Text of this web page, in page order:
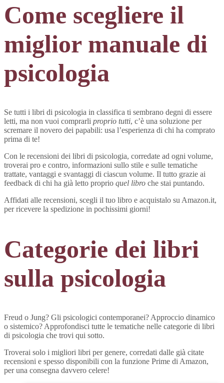
Come scegliere il
miglior manuale di
psicologia
Se tutti i libri di psicologia in classifica ti sembrano degni di essere
letti, ma non vuoi comprarli proprio tutti, c’è una soluzione per
scremare il novero dei papabili: usa l’esperienza di chi ha comprato
prima di te!
Con le recensioni dei libri di psicologia, corredate ad ogni volume,
troverai pro e contro, informazioni sullo stile e sulle tematiche
trattate, vantaggi e svantaggi di ciascun volume. Il tutto grazie ai
feedback di chi ha già letto proprio quel libro che stai puntando.
Affidati alle recensioni, scegli il tuo libro e acquistalo su Amazon.it,
per ricevere la spedizione in pochissimi giorni!
Categorie dei libri
sulla psicologia
Freud o Jung? Gli psicologici contemporanei? Approccio dinamico
o sistemico? Approfondisci tutte le tematiche nelle categorie di libri
di psicologia che trovi qui sotto.
Troverai solo i migliori libri per genere, corredati dalle già citate
recensioni e spesso disponibili con la funzione Prime di Amazon,
per una consegna davvero celere!